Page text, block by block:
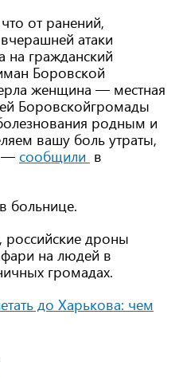
от ранений,
атаки
на гражданский
Боровской
женщина — местная
Боровскойгромады
родным и
вашу боль утраты,
— сообщили в
больнице.
российские дроны
на людей в
громадах.
до Харькова: чем